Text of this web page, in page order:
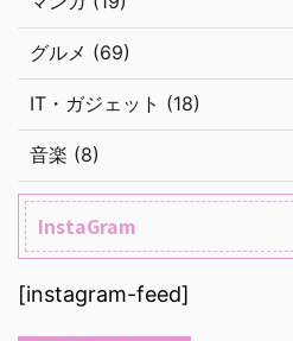
グルメ (69)
IT・ガジェット (18)
音楽 (8)
InstaGram
[instagram-feed]